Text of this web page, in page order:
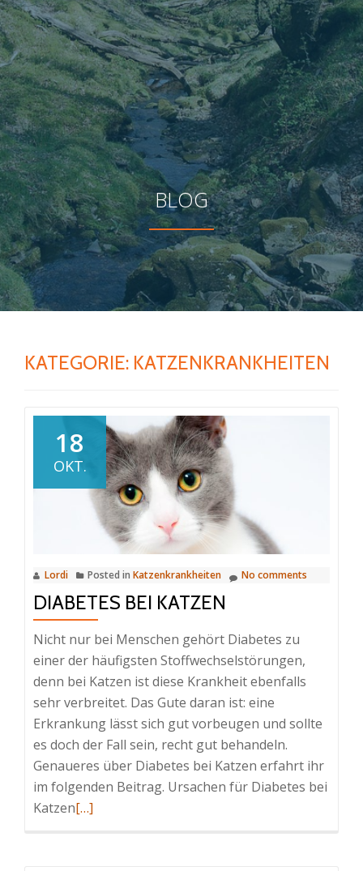
BLOG
KATEGORIE: KATZENKRANKHEITEN
18
OKT.
Lordi Posted in Katzenkrankheiten No comments
DIABETES BEI KATZEN
Nicht nur bei Menschen gehört Diabetes zu
einer der häufigsten Stoffwechselstörungen,
denn bei Katzen ist diese Krankheit ebenfalls
sehr verbreitet. Das Gute daran ist: eine
Erkrankung lässt sich gut vorbeugen und sollte
es doch der Fall sein, recht gut behandeln.
Genaueres über Diabetes bei Katzen erfahrt ihr
im folgenden Beitrag. Ursachen für Diabetes bei
KatzenRead
[…]